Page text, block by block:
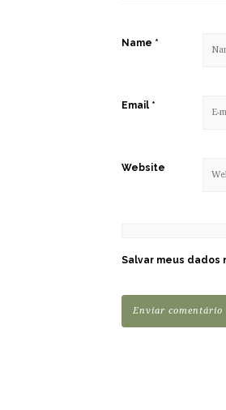
Name *
Email *
Website
Salvar meus dados